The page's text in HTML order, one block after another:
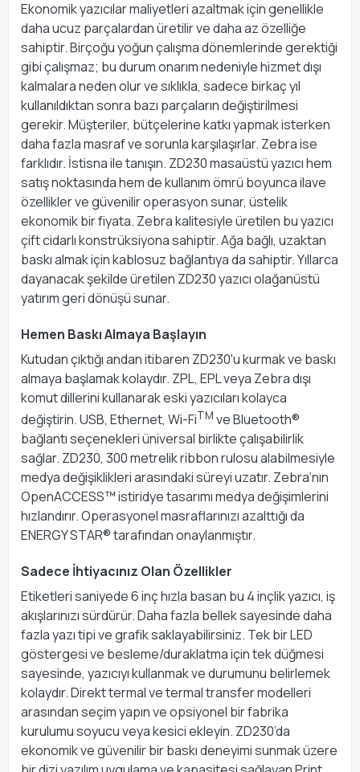
Ekonomik yazıcılar maliyetleri azaltmak için genellikle
daha ucuz parçalardan üretilir ve daha az özelliğe
sahiptir. Birçoğu yoğun çalışma dönemlerinde gerektiği
gibi çalışmaz; bu durum onarım nedeniyle hizmet dışı
kalmalara neden olur ve sıklıkla, sadece birkaç yıl
kullanıldıktan sonra bazı parçaların değiştirilmesi
gerekir. Müşteriler, bütçelerine katkı yapmak isterken
daha fazla masraf ve sorunla karşılaşırlar. Zebra ise
farklıdır. İstisna ile tanışın. ZD230 masaüstü yazıcı hem
satış noktasında hem de kullanım ömrü boyunca ilave
özellikler ve güvenilir operasyon sunar, üstelik
ekonomik bir fiyata. Zebra kalitesiyle üretilen bu yazıcı
çift cidarlı konstrüksiyona sahiptir. Ağa bağlı, uzaktan
baskı almak için kablosuz bağlantıya da sahiptir. Yıllarca
dayanacak şekilde üretilen ZD230 yazıcı olağanüstü
yatırım geri dönüşü sunar.
Hemen Baskı Almaya Başlayın
Kutudan çıktığı andan itibaren ZD230'u kurmak ve baskı
almaya başlamak kolaydır. ZPL, EPL veya Zebra dışı
komut dillerini kullanarak eski yazıcıları kolayca
değiştirin. USB, Ethernet, Wi-FiTM ve Bluetooth®
bağlantı seçenekleri üniversal birlikte çalışabilirlik
sağlar. ZD230, 300 metrelik ribbon rulosu alabilmesiyle
medya değişiklikleri arasındaki süreyi uzatır. Zebra’nın
OpenACCESS™ istiridye tasarımı medya değişimlerini
hızlandırır. Operasyonel masraflarınızı azalttığı da
ENERGY STAR® tarafından onaylanmıştır.
Sadece İhtiyacınız Olan Özellikler
Etiketleri saniyede 6 inç hızla basan bu 4 inçlik yazıcı, iş
akışlarınızı sürdürür. Daha fazla bellek sayesinde daha
fazla yazı tipi ve grafik saklayabilirsiniz. Tek bir LED
göstergesi ve besleme/duraklatma için tek düğmesi
sayesinde, yazıcıyı kullanmak ve durumunu belirlemek
kolaydır. Direkt termal ve termal transfer modelleri
arasından seçim yapın ve opsiyonel bir fabrika
kurulumu soyucu veya kesici ekleyin. ZD230’da
ekonomik ve güvenilir bir baskı deneyimi sunmak üzere